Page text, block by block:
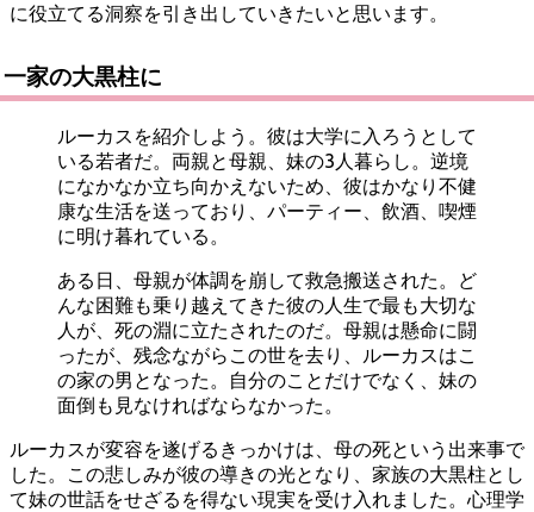
に役立てる洞察を引き出していきたいと思います。
一家の大黒柱に
ルーカスを紹介しよう。彼は大学に入ろうとして
いる若者だ。両親と母親、妹の3人暮らし。逆境
になかなか立ち向かえないため、彼はかなり不健
康な生活を送っており、パーティー、飲酒、喫煙
に明け暮れている。
ある日、母親が体調を崩して救急搬送された。ど
んな困難も乗り越えてきた彼の人生で最も大切な
人が、死の淵に立たされたのだ。母親は懸命に闘
ったが、残念ながらこの世を去り、ルーカスはこ
の家の男となった。自分のことだけでなく、妹の
面倒も見なければならなかった。
ルーカスが変容を遂げるきっかけは、母の死という出来事で
した。この悲しみが彼の導きの光となり、家族の大黒柱とし
て妹の世話をせざるを得ない現実を受け入れました。心理学